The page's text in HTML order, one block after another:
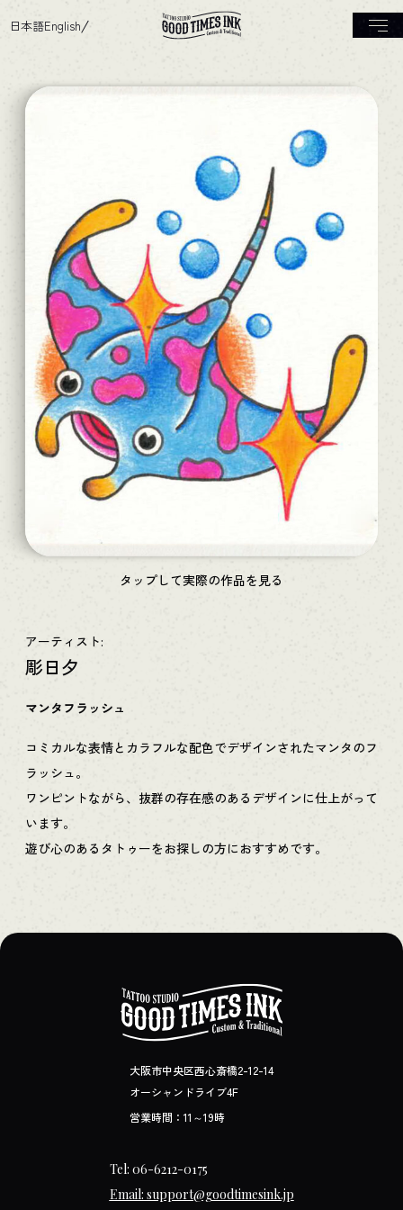
日本語English
タップして実際の作品を見る
アーティスト:
彫日夕
マンタフラッシュ
コミカルな表情とカラフルな配色でデザインされたマンタのフ
ラッシュ。
ワンピントながら、抜群の存在感のあるデザインに仕上がって
います。
遊び心のあるタトゥーをお探しの方におすすめです。
大阪市中央区西心斎橋2-12-14
オーシャンドライブ4F
営業時間：11～19時
Tel: 06-6212-0175
Email: support@goodtimesink.jp